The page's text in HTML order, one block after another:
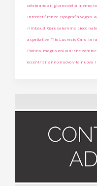
celebrando il giorno della memoria
internet firenze tipografia vegan
rimbaud Gerusalemme cieco nato
aspettative Tito Lucrezio Caro la
Plotino meglio italiani che
eccentrici anno nuovo vita nuova